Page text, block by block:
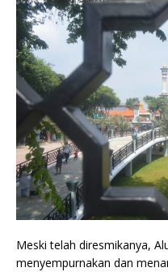
Meski telah diresmikanya,
menyempurnakan dan